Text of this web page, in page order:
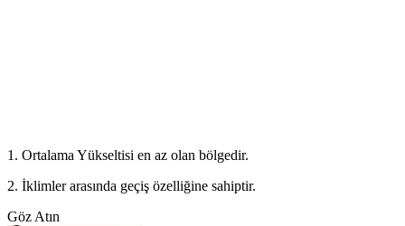
1. Ortalama Yükseltisi en az olan bölgedir.
2. İklimler arasında geçiş özelliğine sahiptir.
Göz Atın